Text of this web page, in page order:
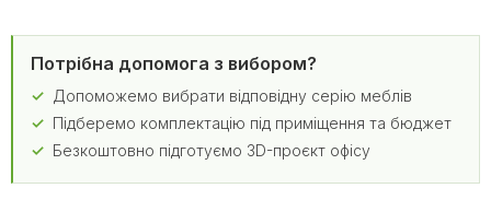
Потрібна допомога з вибором?
Допоможемо вибрати відповідну серію меблів
Підберемо комплектацію під приміщення та бюджет
Безкоштовно підготуємо 3D-проєкт офісу